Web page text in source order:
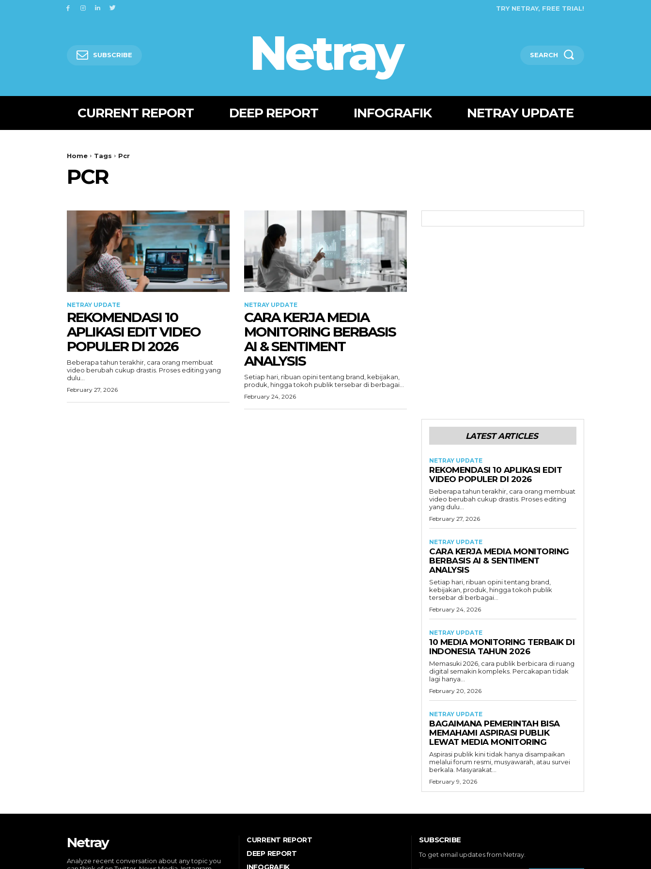
TRY NETRAY, FREE TRIAL!
SUBSCRIBE Netray SEARCH
CURRENT REPORT DEEP REPORT INFOGRAFIK NETRAY UPDATE
Home Tags Pcr
PCR
NETRAY UPDATE
REKOMENDASI 10
APLIKASI EDIT VIDEO
POPULER DI 2026
Beberapa tahun terakhir, cara orang membuat
video berubah cukup drastis. Proses editing yang
dulu...
February 27, 2026
NETRAY UPDATE
CARA KERJA MEDIA
MONITORING BERBASIS
AI & SENTIMENT
ANALYSIS
Setiap hari, ribuan opini tentang brand, kebijakan,
produk, hingga tokoh publik tersebar di berbagai...
February 24, 2026
LATEST ARTICLES
NETRAY UPDATE
REKOMENDASI 10 APLIKASI EDIT
VIDEO POPULER DI 2026
Beberapa tahun terakhir, cara orang membuat
video berubah cukup drastis. Proses editing
yang dulu...
February 27, 2026
NETRAY UPDATE
CARA KERJA MEDIA MONITORING
BERBASIS AI & SENTIMENT
ANALYSIS
Setiap hari, ribuan opini tentang brand,
kebijakan, produk, hingga tokoh publik
tersebar di berbagai...
February 24, 2026
NETRAY UPDATE
10 MEDIA MONITORING TERBAIK DI
INDONESIA TAHUN 2026
Memasuki 2026, cara publik berbicara di ruang
digital semakin kompleks. Percakapan tidak
lagi hanya...
February 20, 2026
NETRAY UPDATE
BAGAIMANA PEMERINTAH BISA
MEMAHAMI ASPIRASI PUBLIK
LEWAT MEDIA MONITORING
Aspirasi publik kini tidak hanya disampaikan
melalui forum resmi, musyawarah, atau survei
berkala. Masyarakat...
February 9, 2026
Netray
Analyze recent conversation about any topic you
CURRENT REPORT
DEEP REPORT
INFOGRAFIK
SUBSCRIBE
To get email updates from Netray.